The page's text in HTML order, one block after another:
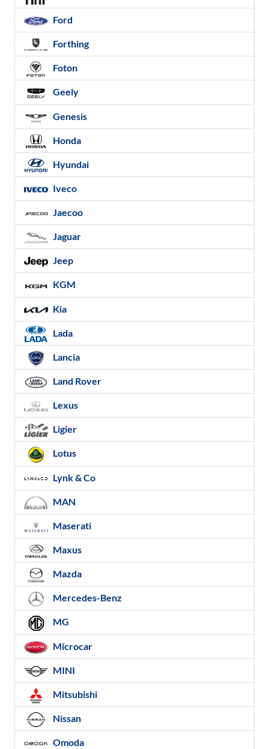
Ford
Forthing
Foton
Geely
Genesis
Honda
Hyundai
Iveco
Jaecoo
Jaguar
Jeep
KGM
Kia
Lada
Lancia
Land Rover
Lexus
Ligier
Lotus
Lynk & Co
MAN
Maserati
Maxus
Mazda
Mercedes-Benz
MG
Microcar
MINI
Mitsubishi
Nissan
Omoda